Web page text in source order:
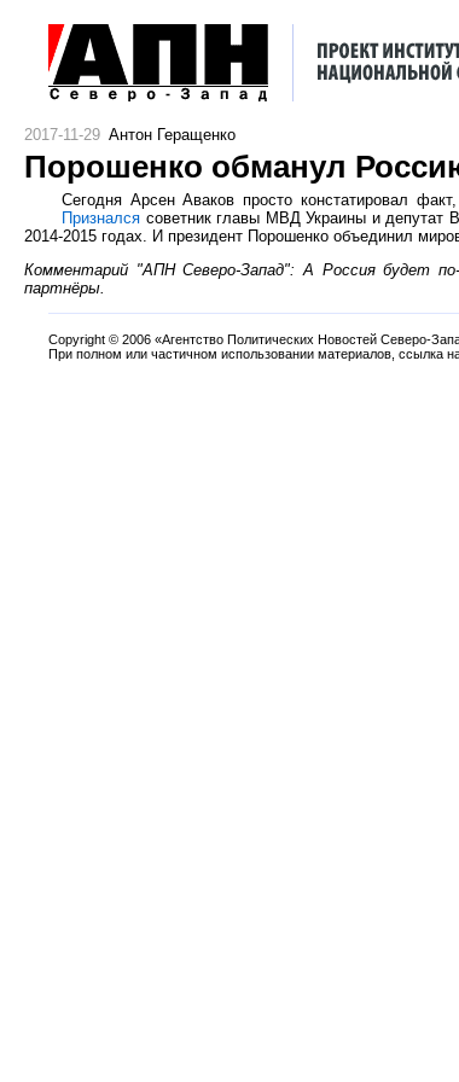
2017-11-29 Антон Геращенко
Порошенко обманул
Сегодня Арсен Аваков просто констатировал
Признался советник главы МВД Украины и депутат
2014-2015 годах. И президент Порошенко объединил
Комментарий "АПН Северо-Запад": А Россия будет
партнёры.
Copyright © 2006 «Агентство Политических Новостей Северо-
При полном или частичном использовании материалов, ссылка